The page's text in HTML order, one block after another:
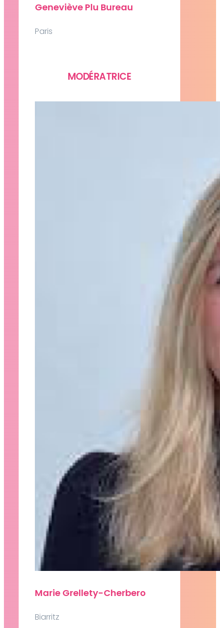
Geneviève Plu Bureau
Paris
MODÉRATRICE
Marie Grellety-Cherbero
Biarritz